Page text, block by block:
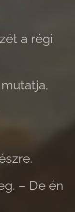
a régi
– De én